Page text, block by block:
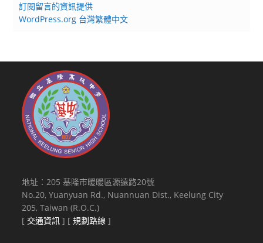
訂閱留言的資訊提供
WordPress.org 台灣繁體中文
地址：205 基隆市暖暖區源遠路20號
No.20, Yuanyuan Rd., Nuannuan Dist., Keelung City
205, Taiwan (R.O.C.)
[ 交通資訊 ] [規劃路線 ]